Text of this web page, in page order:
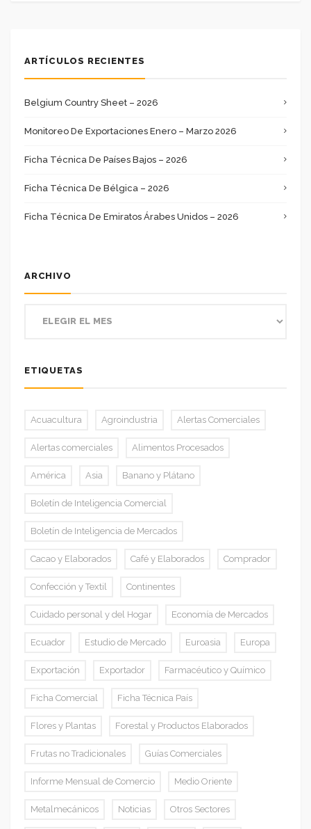
ARTÍCULOS RECIENTES
Belgium Country Sheet – 2026
Monitoreo De Exportaciones Enero – Marzo 2026
Ficha Técnica De Países Bajos – 2026
Ficha Técnica De Bélgica – 2026
Ficha Técnica De Emiratos Árabes Unidos – 2026
ARCHIVO
ETIQUETAS
Acuacultura Agroindustria Alertas Comerciales
Alertas comerciales Alimentos Procesados
América Asia Banano y Plátano
Boletín de Inteligencia Comercial
Boletín de Inteligencia de Mercados
Cacao y Elaborados Café y Elaborados Comprador
Confección y Textil Continentes
Cuidado personal y del Hogar Economía de Mercados
Ecuador Estudio de Mercado Euroasia Europa
Exportación Exportador Farmacéutico y Químico
Ficha Comercial Ficha Técnica País
Flores y Plantas Forestal y Productos Elaborados
Frutas no Tradicionales Guías Comerciales
Informe Mensual de Comercio Medio Oriente
Metalmecánicos Noticias Otros Sectores